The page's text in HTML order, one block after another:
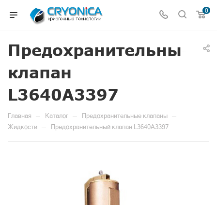
0
Предохранительный
клапан
L3640A3397
Главная — Каталог — Предохранительные клапаны —
Жидкости — Предохранительный клапан L3640A3397